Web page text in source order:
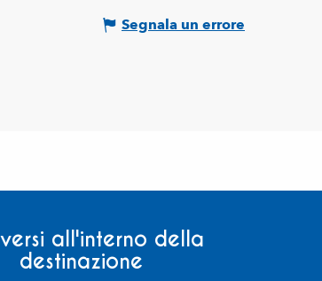
Segnala un errore
all'interno della
destinazione